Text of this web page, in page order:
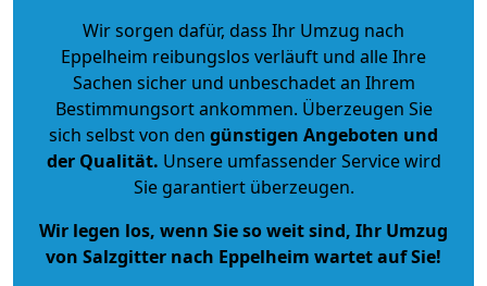
Wir sorgen dafür, dass Ihr Umzug nach
Eppelheim reibungslos verläuft und alle Ihre
Sachen sicher und unbeschadet an Ihrem
Bestimmungsort ankommen. Überzeugen Sie
sich selbst von den günstigen Angeboten und
der Qualität. Unsere umfassender Service wird
Sie garantiert überzeugen.
Wir legen los, wenn Sie so weit sind, Ihr Umzug
von Salzgitter nach Eppelheim wartet auf Sie!